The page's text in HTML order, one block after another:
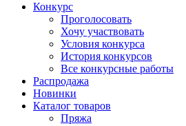
Конкурс
Проголосовать
Хочу участвовать
Условия конкурса
История конкурсов
Все конкурсные работы
Распродажа
Новинки
Каталог товаров
Пряжа